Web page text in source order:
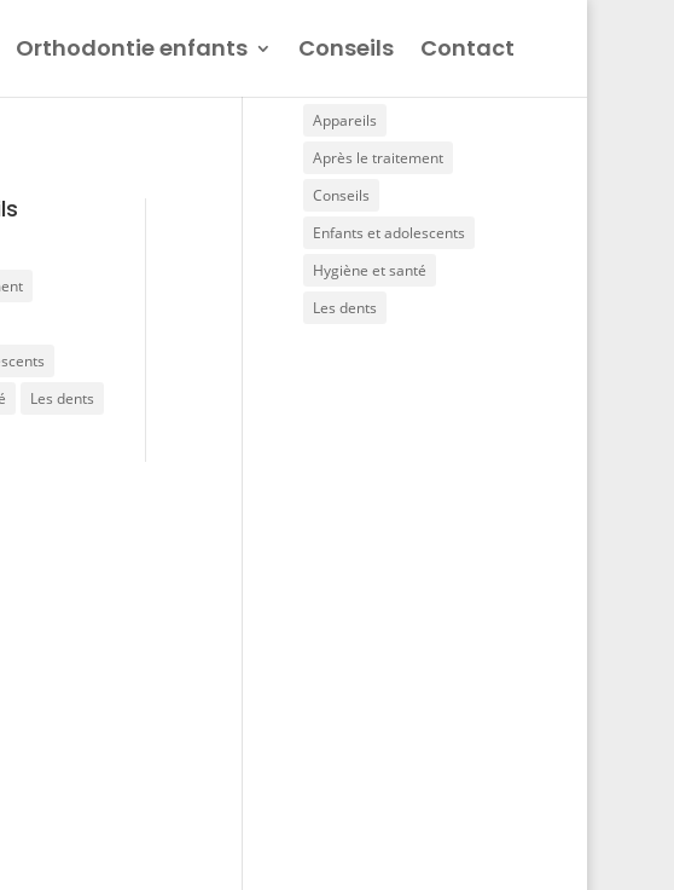
Orthodontie enfants Conseils Contact
Les dents
Appareils
Après le traitement
Conseils
Enfants et adolescents
Hygiène et santé
Les dents